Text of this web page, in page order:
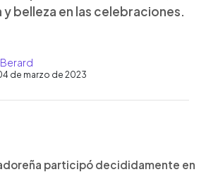
belleza en las celebraciones.
de marzo de 2023
artículo
participó decididamente en